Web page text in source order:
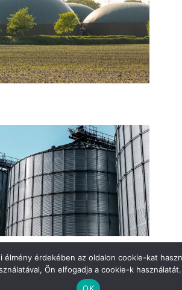
élmény érdekében az oldalon cookie-kat
Ön elfogadja a cookie-k használatát.
OK